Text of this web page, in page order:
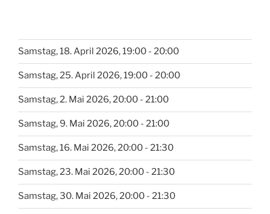
Samstag, 18. April 2026, 19:00 - 20:00
Samstag, 25. April 2026, 19:00 - 20:00
Samstag, 2. Mai 2026, 20:00 - 21:00
Samstag, 9. Mai 2026, 20:00 - 21:00
Samstag, 16. Mai 2026, 20:00 - 21:30
Samstag, 23. Mai 2026, 20:00 - 21:30
Samstag, 30. Mai 2026, 20:00 - 21:30